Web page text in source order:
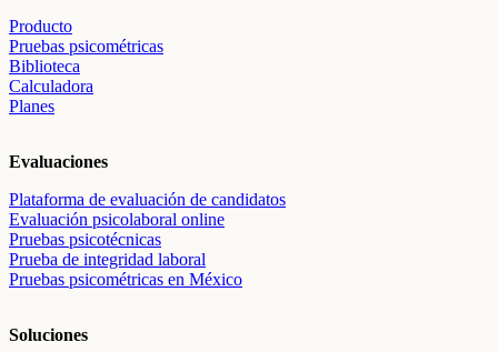
Producto
Pruebas psicométricas
Biblioteca
Calculadora
Planes
Evaluaciones
Plataforma de evaluación de candidatos
Evaluación psicolaboral online
Pruebas psicotécnicas
Prueba de integridad laboral
Pruebas psicométricas en México
Soluciones